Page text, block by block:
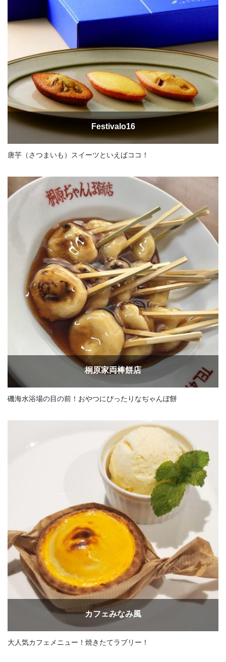
Festivalo16
唐芋（さつまいも）スイーツといえばココ！
桐原家両棒餅店
磯海水浴場の目の前！おやつにぴったりなぢゃんぼ餅
カフェみなみ風
大人気カフェメニュー！焼きたてラブリー！